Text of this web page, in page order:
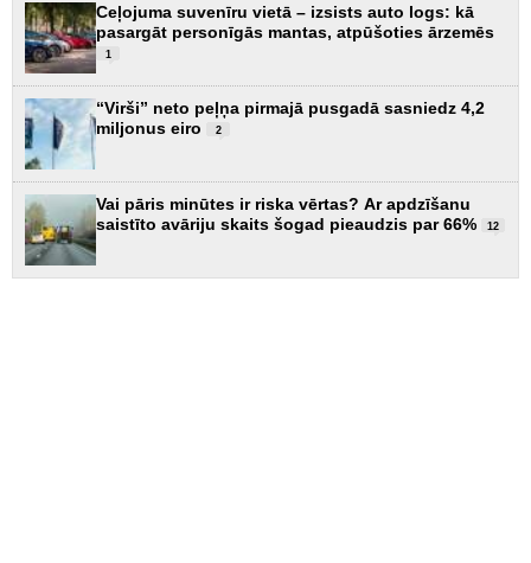
Ceļojuma suvenīru vietā – izsists auto logs: kā
pasargāt personīgās mantas, atpūšoties ārzemēs
1
“Virši” neto peļņa pirmajā pusgadā sasniedz 4,2
miljonus eiro
2
Vai pāris minūtes ir riska vērtas? Ar apdzīšanu
saistīto avāriju skaits šogad pieaudzis par 66%
12